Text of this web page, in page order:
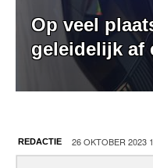
Op veel
geleidelijk af
REDACTIE 26 OKTOBER 2023